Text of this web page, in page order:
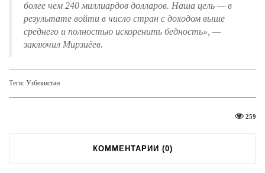
более чем 240 миллиардов долларов. Наша цель — в
результате войти в число стран с доходом выше
среднего и полностью искоренить бедность» , —
заключил Мирзиёев.
Теги: Узбекистан
259
КОММЕНТАРИИ (0)